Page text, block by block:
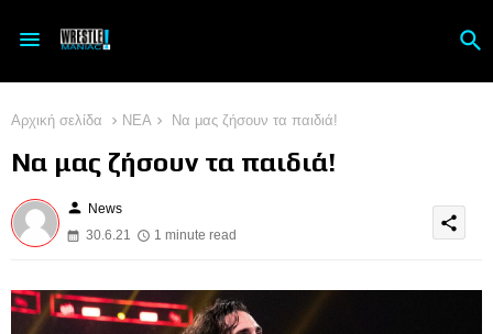
Αρχική σελίδα ΝΕΑ Να μας ζήσουν τα παιδιά!
Να μας ζήσουν τα παιδιά!
person News
30.6.21
1 minute read
share